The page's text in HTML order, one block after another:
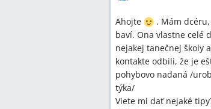
Ahojte
. Mám
baví. Ona vlastne celé
nejakej tanečnej školy
kontakte odbili, že je
pohybovo nadaná /
týka/
Viete mi dať nejaké